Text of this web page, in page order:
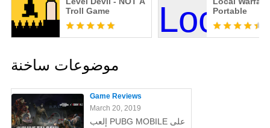
Troll Game
Portable
موضوعات ساخنة
Game Reviews
March 20, 2019
إلعب PUBG MOBILE على